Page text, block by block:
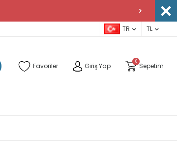
TR TL
Favoriler Giriş Yap
0
Sepetim